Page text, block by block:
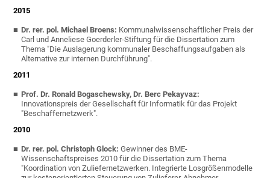
2015
Dr. rer. pol. Michael Broens: Kommunalwissenschaftlicher Preis der
Carl und Anneliese Goerderler-Stiftung für die Dissertation zum
Thema "Die Auslagerung kommunaler Beschaffungsaufgaben als
Alternative zur internen Durchführung".
2011
Prof. Dr. Ronald Bogaschewsky, Dr. Berc Pekayvaz:
Innovationspreis der Gesellschaft für Informatik für das Projekt
"Beschaffernetzwerk".
2010
Dr. rer. pol. Christoph Glock:Gewinner des BME-
Wissenschaftspreises 2010 für die Dissertation zum Thema
"Koordination von Zuliefernetzwerken. Integrierte Losgrößenmodelle